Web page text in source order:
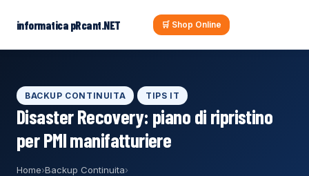
contenuto
informatica pRcant.NET 🛒 Shop Online
BACKUP CONTINUITA TIPS IT
Disaster Recovery: piano di ripristino
per PMI manifatturiere
Home›Backup Continuita›